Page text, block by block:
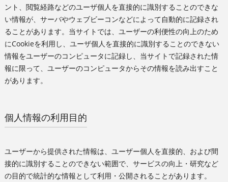
ント、閲覧経路などのユーザ個人を直接的に識別することのできな
い情報が、サーバやウェブビーコンなどによって自動的に記録され
ることがあります。当サイトでは、ユーザーの利便性の向上のため
にCookieを利用し、ユーザ個人を直接的に識別することのできない
情報をユーザーのコンピュータに記録し、当サイトで記録された情
報に限って、ユーザーのコンピュータからその情報を読み出すこと
があります。
個人情報の利用目的
ユーザーから提供された情報は、ユーザー個人を直接的、および間
接的に識別することのできない範囲で、サービスの向上・研究など
の目的で統計的な情報として利用・公開されることがあります。